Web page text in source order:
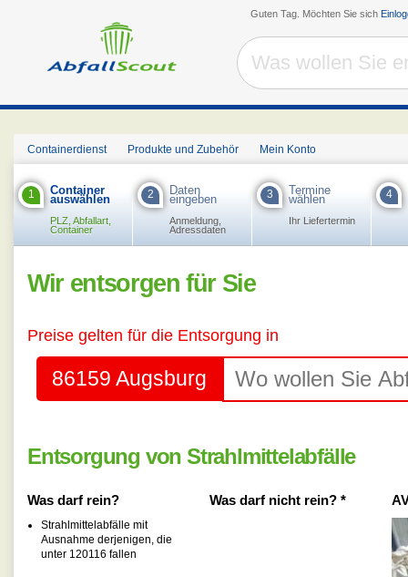
Guten Tag. Möchten Sie sich
Containerdienst Produkte und Zubehör Mein Konto
1 Container
auswählen
PLZ, Abfallart,
Container
2 Daten
eingeben
Anmeldung,
Adressdaten
3 Termine
wählen
Ihr Liefertermin
4
Wir entsorgen für Sie
Preise gelten für die Entsorgung in
86159 Augsburg
Entsorgung von Strahlmittelabfälle
Was darf rein?
Strahlmittelabfälle mit
Ausnahme derjenigen, die
unter 120116 fallen
Was darf nicht rein? *